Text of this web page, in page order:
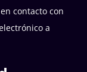
contacto con
a